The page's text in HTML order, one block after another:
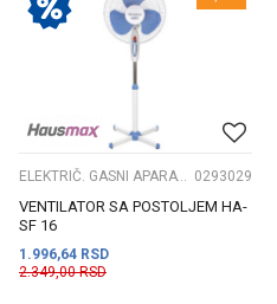
ELEKTRIČ. GASNI APARATI I PRIB 0293029
VENTILATOR SA POSTOLJEM HA-
SF 16
1.996,64 RSD
2.349,00RSD